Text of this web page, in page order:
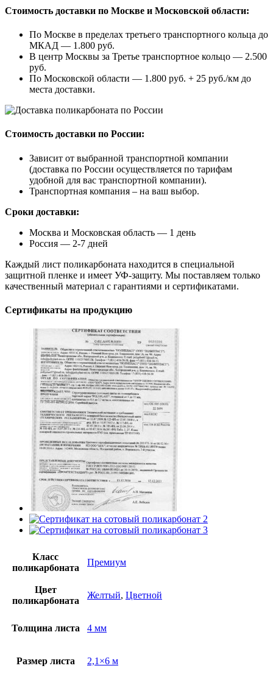
Стоимость доставки по Москве и Московской области:
По Москве в пределах третьего транспортного кольца до
МКАД — 1.800 руб.
В центр Москвы за Третье транспортное кольцо — 2.500
руб.
По Московской области — 1.800 руб. + 25 руб./км до
места доставки.
Стоимость доставки по России:
Зависит от выбранной транспортной компании
(доставка по России осуществляется по тарифам
удобной для вас транспортной компании).
Транспортная компания – на ваш выбор.
Сроки доставки:
Москва и Московская область — 1 день
Россия — 2-7 дней
Каждый лист поликарбоната находится в специальной
защитной пленке и имеет УФ-защиту. Мы поставляем только
качественный материал с гарантиями и сертификатами.
Сертификаты на продукцию
Класс
поликарбоната
Премиум
Цвет
поликарбоната
Желтый, Цветной
Толщина листа 4 мм
Размер листа 2,1×6 м